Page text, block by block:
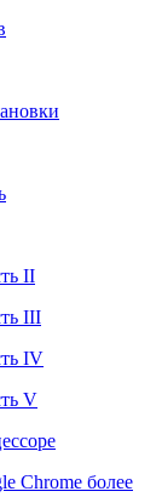
II
III
IV
V
Chrome более